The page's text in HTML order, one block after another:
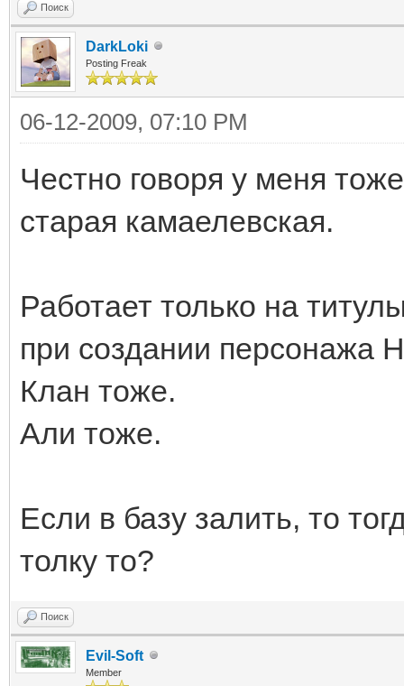
Поиск
DarkLoki
Posting Freak
06-12-2009, 07:10 PM
Честно говоря у меня
старая камаелевская.
Работает только на
при создании персонажа
Клан тоже.
Али тоже.
Если в базу залить, то
толку то?
Поиск
Evil-Soft
Member